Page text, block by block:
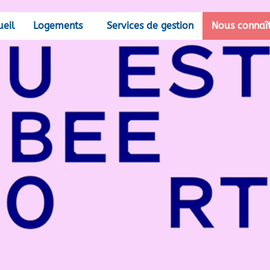
Logements Services de gestion Nous